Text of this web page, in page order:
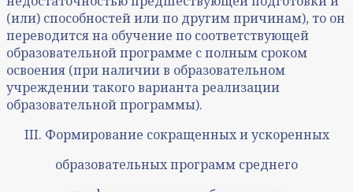
(или) способностей или по другим причинам), то он
переводится на обучение по соответствующей
образовательной программе с полным сроком
освоения (при наличии в образовательном
учреждении такого варианта реализации
образовательной программы).
III. Формирование сокращенных и ускоренных
образовательных программ среднего